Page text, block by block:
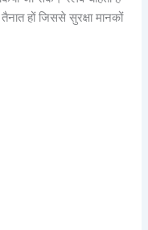
हों जिससे सुरक्षा मानकों